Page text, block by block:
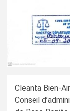
Cleanta Bien-
Conseil